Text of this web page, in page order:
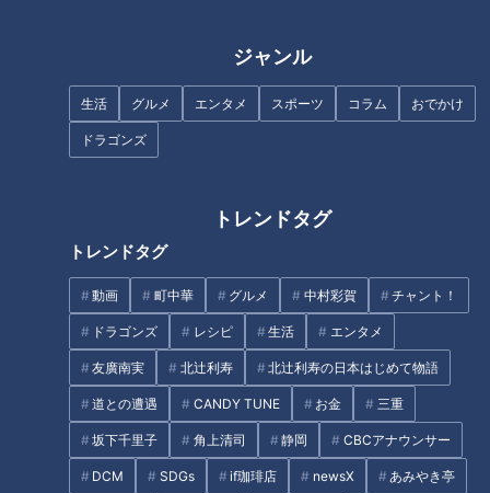
ジャンル
生活 グルメ エンタメ スポーツ コラム おでかけ
ドラゴンズ
トレンドタグ
トレンドタグ
動画 町中華 グルメ 中村彩賀 チャント！
ドラゴンズ レシピ 生活 エンタメ
友廣南実 北辻利寿 北辻利寿の日本はじめて物語
道との遭遇 CANDY TUNE お金 三重
坂下千里子 角上清司 静岡 CBCアナウンサー
DCM SDGs if珈琲店 newsX あみやき亭
天野「知らない市町村に足を運ぶきっかけになりますよね」
池田さん「実際にコンプリートした方から、『行ったことのな
いところに行けてよかった』という声をいただいています」
また、ただの観光パンフレットではなく、“持っているだけで
満足感がある”デザインにもこだわったといいます。表紙には
「群馬県旅券」と記され、質感も本物のパスポートに近い仕様
ということです。
県内外のファンも注目
群馬県パスポートは県内外全ての人をターゲットにしていま